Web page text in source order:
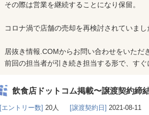
その際は営業を継続することになり保留。
コロナ渦で店舗の売却を再検討されていまし
居抜き情報.COMからお問い合わせをいただき
前回の担当者が引き続き担当する形で、す
飲食店ドットコム掲載〜譲渡契約締
[エントリー数] 20人 [譲渡契約日] 2021-08-11